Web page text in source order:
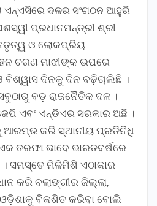
ଏନ୍‌ଏସିରେ ଦଳର ସଂଗଠନ ଆହୁରି
ପ୍ରଧାନମନ୍ତ୍ରୀ ଶ୍ରୀ
ଓ ଲୋକପ୍ରିୟ
ଚରଣ ମାଝୀଙ୍କ ଉପରେ
ବିଶ୍ୱାସ ଦିନକୁ ଦିନ ବଢ଼ିଚାଲିଛି ।
ବଡ଼ ରାଜନୈତିକ ଦଳ ।
ଏବଂ ଏନ୍‌ଡିଏର ସରକାର ଅଛି ।
ଆରମ୍ଭ କରି ସ୍ଥାନୀୟ ପ୍ରତିନିଧି
ତରଫା ଭାବେ ଭାରତବର୍ଷରେ
ସମସ୍ତେ ମିଳିମିଶି ଏଠାକାର
କରି ବଲାଙ୍ଗୀର ଜିଲ୍ଲା,
ଓଡ଼ିଶାକୁ ବିକଶିତ କରିବା ବୋଲି